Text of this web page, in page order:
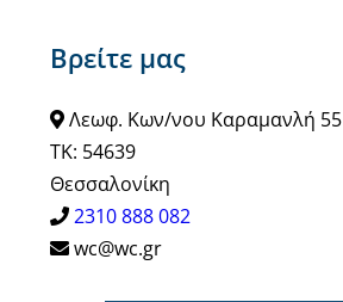
Βρείτε μας
Λεωφ. Κων/νου Καραμανλή 55
ΤΚ: 54639
Θεσσαλονίκη
2310 888 082
wc@wc.gr